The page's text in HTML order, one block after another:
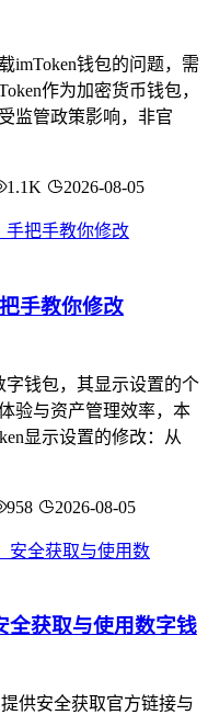
imToken钱包的问题，需
作为加密货币钱包，
监管政策影响，非官
1.1K 2026-08-05
手教你修改
字钱包，其显示设置的个
验与资产管理效率，本
显示设置的修改：从
958 2026-08-05
全获取与使用数字钱
供安全获取官方链接与